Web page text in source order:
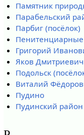
Памятник
Парабельский
Парбиг (посёлок)
Пенитенциарные
Григорий
Яков
Подольск
Виталий
Пудино
Пудинский район